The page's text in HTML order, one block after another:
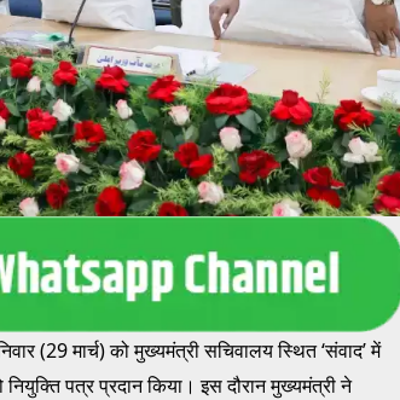
(29 मार्च) को मुख्यमंत्री सचिवालय स्थित ‘संवाद’ में
पत्र प्रदान किया। इस दौरान मुख्यमंत्री ने